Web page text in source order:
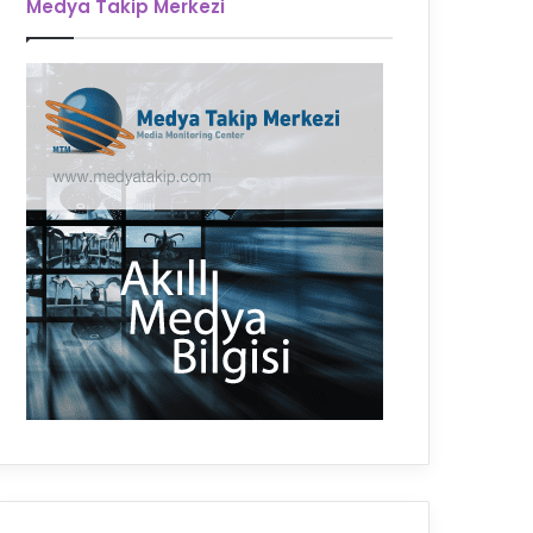
Medya Takip Merkezi